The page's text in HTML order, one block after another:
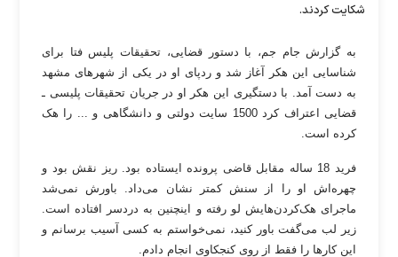
شکایت کردند.
به گزارش جام جم، با دستور قضایی، تحقیقات پلیس فتا برای
شناسایی این هکر آغاز شد و ردپای او در یکی از شهرهای مشهد
به دست آمد. با دستگیری این هکر او در جریان تحقیقات پلیسی ـ
قضایی اعتراف کرد 1500 سایت دولتی و دانشگاهی و ... را هک
کرده است.
فرید 18 ساله مقابل قاضی پرونده ایستاده بود. ریز نقش بود و
چهره‌اش او را از سنش کمتر نشان می‌داد. باورش نمی‌شد
ماجرای هک‌کردن‌هایش لو رفته و اینچنین به دردسر افتاده است.
زیر لب می‌گفت باور کنید، نمی‌خواستم به کسی آسیب برسانم و
این کارها را فقط از روی کنجکاوی انجام دادم.